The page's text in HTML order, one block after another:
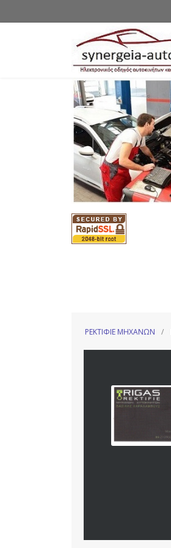
ΡΕΚΤΙΦΙΕ ΜΗΧΑΝΩΝ